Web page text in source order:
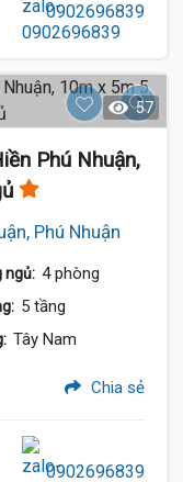
0902696839
57
Phú Nhuận,
Phú Nhuận
ngủ: 4 phòng
5 tầng
Tây Nam
Chia sẻ
0902696839